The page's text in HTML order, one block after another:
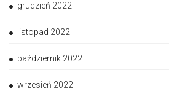
grudzień 2022
listopad 2022
październik 2022
wrzesień 2022